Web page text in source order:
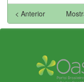
< Anterior